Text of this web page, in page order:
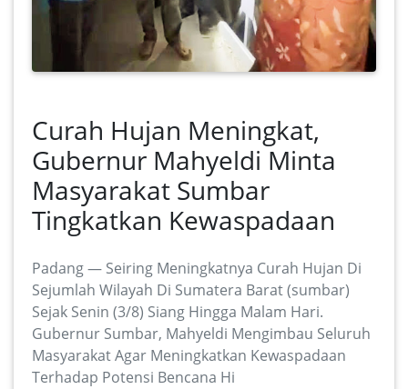
Curah Hujan Meningkat,
Gubernur Mahyeldi Minta
Masyarakat Sumbar
Tingkatkan Kewaspadaan
Padang — Seiring Meningkatnya Curah Hujan Di
Sejumlah Wilayah Di Sumatera Barat (sumbar)
Sejak Senin (3/8) Siang Hingga Malam Hari.
Gubernur Sumbar, Mahyeldi Mengimbau Seluruh
Masyarakat Agar Meningkatkan Kewaspadaan
Terhadap Potensi Bencana Hi